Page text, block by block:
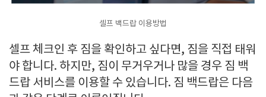
셀프 백드랍 이용방법
셀프 체크인 후 짐을 확인하고 싶다면, 짐을 직접 태워
야 합니다. 하지만, 짐이 무거우거나 많을 경우 짐 백
드랍 서비스를 이용할 수 있습니다. 짐 백드랍은 다음